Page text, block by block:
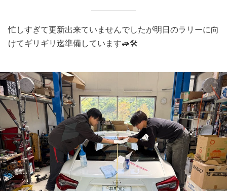
忙しすぎて更新出来ていませんでしたが明日のラリーに向
けてギリギリ迄準備しています🚙🛠️